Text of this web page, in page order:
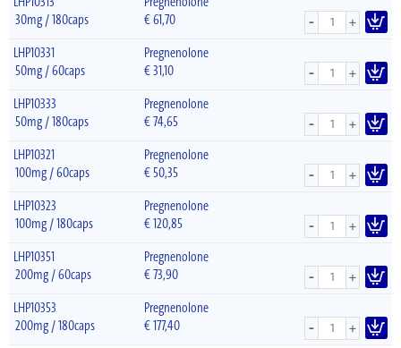
30mg / 180caps
€61,70 - +
LHP10331
Pregnenolone
50mg / 60caps
€31,10 - +
LHP10333
Pregnenolone
50mg / 180caps
€74,65 - +
LHP10321
Pregnenolone
100mg / 60caps
€50,35 - +
LHP10323
Pregnenolone
100mg / 180caps
€120,85 - +
LHP10351
Pregnenolone
200mg / 60caps
€73,90 - +
LHP10353
Pregnenolone
200mg / 180caps
€177,40 - +